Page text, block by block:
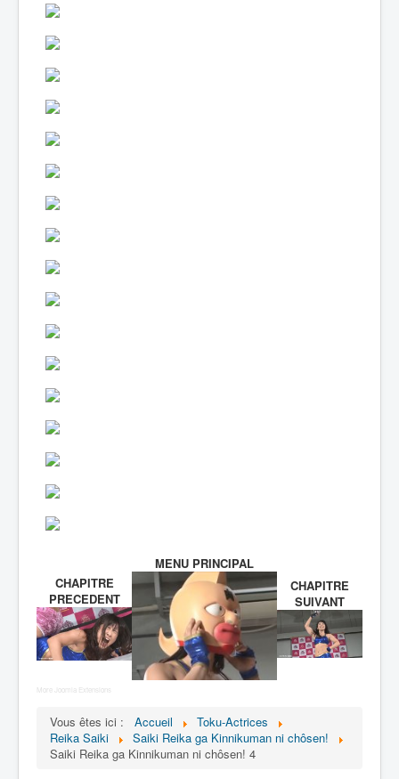
CHAPITRE
PRECEDENT
MENU PRINCIPAL
CHAPITRE
SUIVANT
More Joomla Extensions
Vous êtes ici : Accueil
Toku-Actrices
Reika Saiki
Saiki Reika ga Kinnikuman ni chôsen!
Saiki Reika ga Kinnikuman ni chôsen! 4